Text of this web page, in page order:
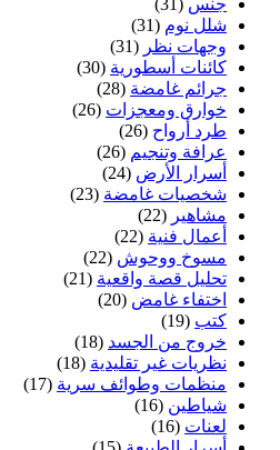
جنس (31)
شلل نوم (31)
وجهات نظر (31)
كائنات أسطورية (30)
جرائم غامضة (28)
خوارق ومعجزات (26)
طرد أرواح (26)
عرافة وتنجيم (26)
أسرار الأرض (24)
شخصيات غامضة (23)
مشاهير (22)
أعمال فنية (22)
مسوخ ووحوش (22)
تحليل قصة واقعية (21)
اختفاء غامض (20)
كتب (19)
خروج من الجسد (18)
نظريات غير تقليدية (18)
منظمات وطوائف سرية (17)
شياطين (16)
لعنات (16)